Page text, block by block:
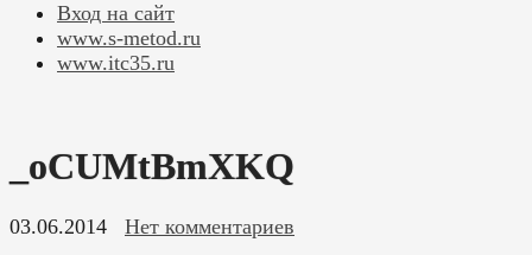
Вход на сайт
www.s-metod.ru
www.itc35.ru
_oCUMtBmXKQ
03.06.2014 Нет комментариев